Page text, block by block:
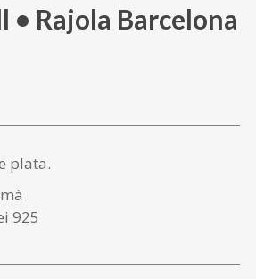
• Rajola Barcelona
plata.
925